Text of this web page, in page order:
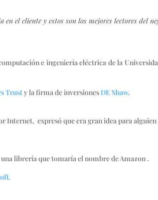
el cliente y estos son los mejores lectores del
e ingeniería eléctrica de la
Trusty la firma de inversionesDE Shaw.
Internet, expresó que era gran idea para
librería que tomaría el nombre de Amazon .